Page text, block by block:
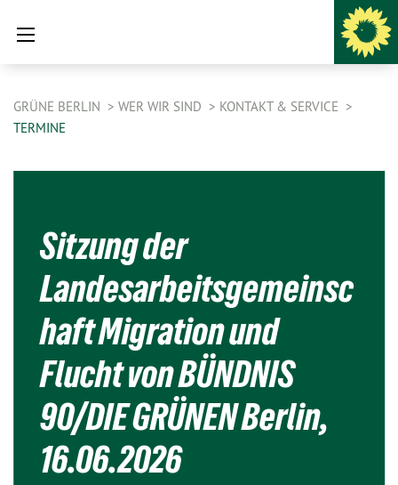
GRÜNE BERLIN WER WIR SIND
KONTAKT & SERVICE
TERMINE
Sitzung der
Landesarbeitsgemeinsc
haft Migration und
Flucht von BÜNDNIS
90/DIE GRÜNEN Berlin,
16.06.2026